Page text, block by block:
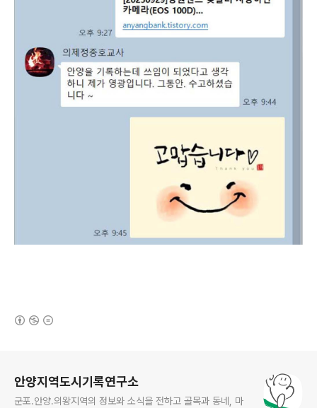
안양지역도시기록연구소
군포.안양.의왕지역의 정보와 소식을 전하고 골목과 동네, 마